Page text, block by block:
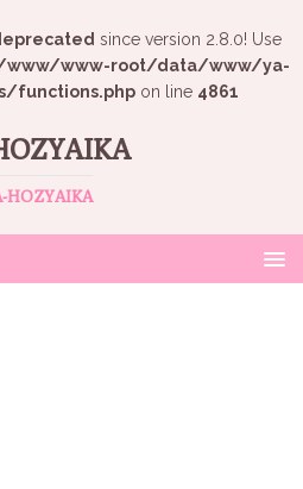
since version 2.8.0! Use
www-root/data/www/ya-
functions.php on line 4861
HOZYAIKA